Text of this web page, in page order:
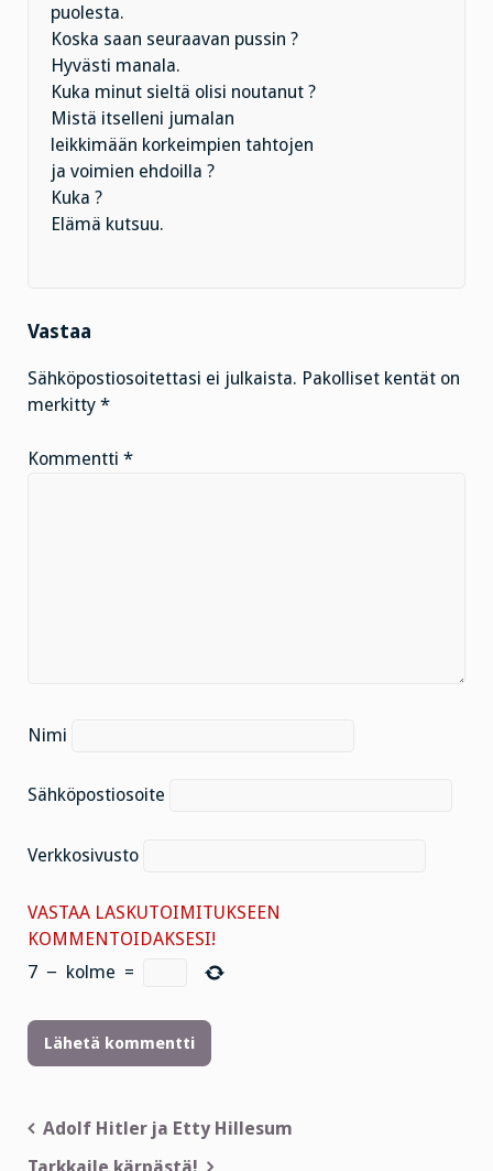
puolesta.
Koska saan seuraavan pussin ?
Hyvästi manala.
Kuka minut sieltä olisi noutanut ?
Mistä itselleni jumalan
leikkimään korkeimpien tahtojen
ja voimien ehdoilla ?
Kuka ?
Elämä kutsuu.
Vastaa
Sähköpostiosoitettasi ei julkaista. Pakolliset kentät on
merkitty *
Kommentti *
Nimi
Sähköpostiosoite
Verkkosivusto
VASTAA LASKUTOIMITUKSEEN
KOMMENTOIDAKSESI!
7 − kolme =
Artikkelien
Adolf Hitler ja Etty Hillesum